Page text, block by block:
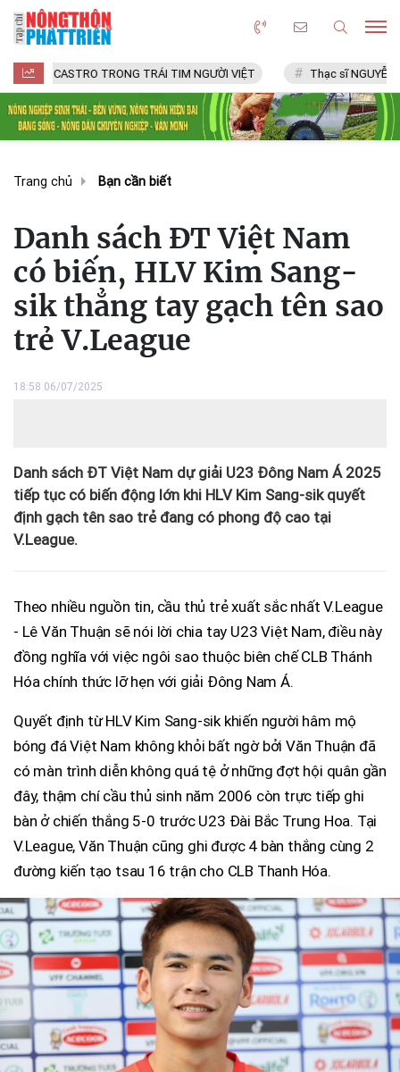
TRONG TRÁI TIM NGƯỜI VIỆT Thạc sĩ NGUYỄN VĂN CHÍ
Trang chủ Bạn cần biết
Danh sách ĐT Việt Nam
có biến, HLV Kim Sang-
sik thẳng tay gạch tên sao
trẻ V.League
18:58 06/07/2025
Danh sách ĐT Việt Nam dự giải U23 Đông Nam Á 2025
tiếp tục có biến động lớn khi HLV Kim Sang-sik quyết
định gạch tên sao trẻ đang có phong độ cao tại
V.League.
Theo nhiều nguồn tin, cầu thủ trẻ xuất sắc nhất V.League
- Lê Văn Thuận sẽ nói lời chia tay U23 Việt Nam, điều này
đồng nghĩa với việc ngôi sao thuộc biên chế CLB Thánh
Hóa chính thức lỡ hẹn với giải Đông Nam Á.
Quyết định từ HLV Kim Sang-sik khiến người hâm mộ
bóng đá Việt Nam không khỏi bất ngờ bởi Văn Thuận đã
có màn trình diễn không quá tệ ở những đợt hội quân gần
đây, thậm chí cầu thủ sinh năm 2006 còn trực tiếp ghi
bàn ở chiến thắng 5-0 trước U23 Đài Bắc Trung Hoa. Tại
V.League, Văn Thuận cũng ghi được 4 bàn thắng cùng 2
đường kiến tạo tsau 16 trận cho CLB Thanh Hóa.